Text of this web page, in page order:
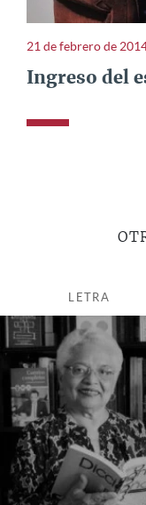
(novela, 2002), yOtra
diversas antologías.
21 de febrero de
Ingreso del
LETRA